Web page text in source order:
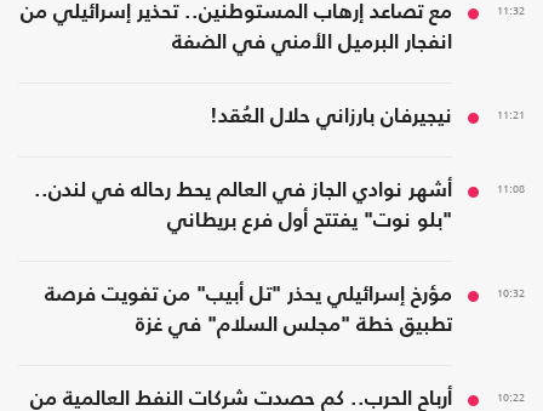
11:32
مع تصاعد إرهاب المستوطنين.. تحذير إسرائيلي من
انفجار البرميل الأمني في الضفة
11:21 نيجيرفان بارزاني حلال العُقد!
11:08
أشهر نوادي الجاز في العالم يحط رحاله في لندن..
"بلو نوت" يفتتح أول فرع بريطاني
10:32
مؤرخ إسرائيلي يحذر "تل أبيب" من تفويت فرصة
تطبيق خطة "مجلس السلام" في غزة
10:22
أرباح الحرب.. كم حصدت شركات النفط العالمية من